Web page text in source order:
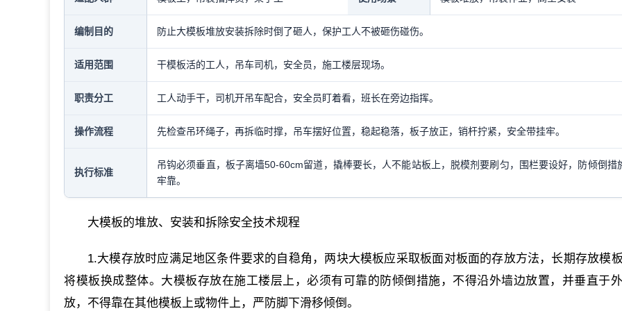
编制目的 防止大模板堆放安装拆除时倒了砸人，保护工人不被砸伤碰伤。
适用范围 干模板活的工人，吊车司机，安全员，施工楼层现场。
职责分工 工人动手干，司机开吊车配合，安全员盯着看，班长在旁边指挥。
操作流程 先检查吊环绳子，再拆临时撑，吊车摆好位置，稳起稳落，板子放正，销杆拧紧，安全带挂牢。
执行标准
吊钩必须垂直，板子离墙50-60cm留道，撬棒要长，人不能站板上，脱模剂要刷匀，围栏要设好，防倾倒措
牢靠。
大模板的堆放、安装和拆除安全技术规程
1.大模存放时应满足地区条件要求的自稳角，两块大模板应采取板面对板面的存放方法，长期存放模
将模板换成整体。大模板存放在施工楼层上，必须有可靠的防倾倒措施，不得沿外墙边放置，并垂直于
放，不得靠在其他模板上或物件上，严防脚下滑移倾倒。